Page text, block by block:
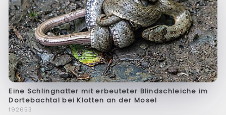
Eine Schlingnatter mit erbeuteter Blindschleiche im
Dortebachtal bei Klotten an der Mosel
f92653